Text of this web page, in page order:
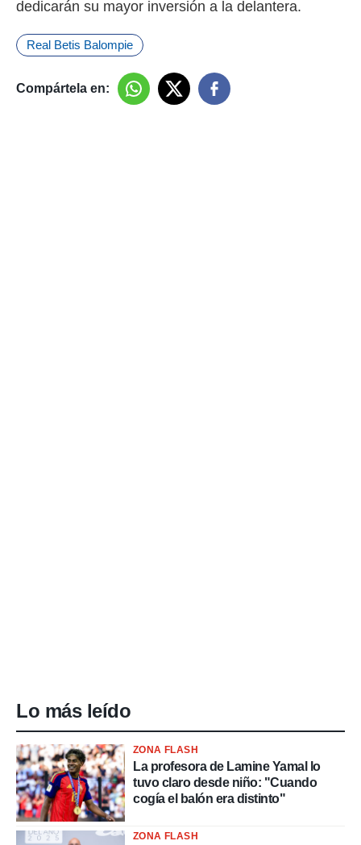
dedicarán su mayor inversión a la delantera.
Real Betis Balompie
Compártela en:
Lo más leído
ZONA FLASH
La profesora de Lamine Yamal lo
tuvo claro desde niño: "Cuando
cogía el balón era distinto"
ZONA FLASH